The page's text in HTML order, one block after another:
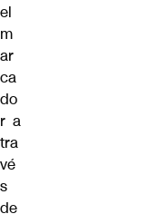
el
m
ar
ca
do
r a
tra
vé
s
de